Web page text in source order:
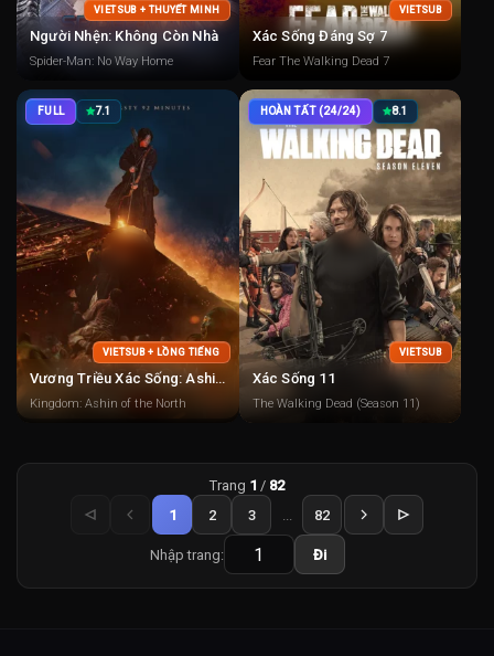
VIETSUB + THUYẾT MINH
Người Nhện: Không Còn Nhà
Spider-Man: No Way Home
VIETSUB
Xác Sống Đáng Sợ 7
Fear The Walking Dead 7
FULL 7.1
VIETSUB + LỒNG TIẾNG
Vương Triều Xác Sống: Ashin Phương Bắc
Kingdom: Ashin of the North
HOÀN TẤT (24/24) 8.1
VIETSUB
Xác Sống 11
The Walking Dead (Season 11)
Trang 1 / 82
1
2 3 82
Nhập trang: Đi